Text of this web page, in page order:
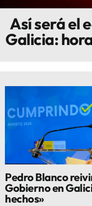
Innova
Así será el
Galicia:
Pedro Blanco
Gobierno en
hechos»